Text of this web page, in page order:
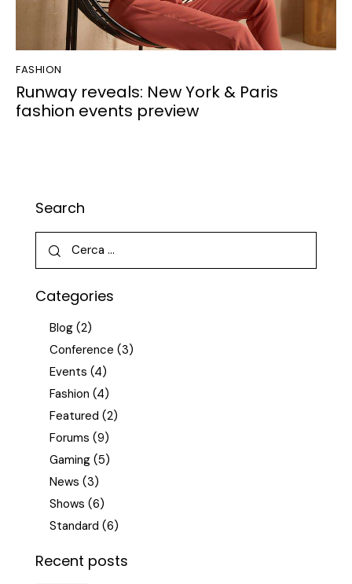
FASHION
Runway reveals: New York & Paris
fashion events preview
Search
Categories
Blog (2)
Conference (3)
Events (4)
Fashion (4)
Featured (2)
Forums (9)
Gaming (5)
News (3)
Shows (6)
Standard (6)
Recent posts